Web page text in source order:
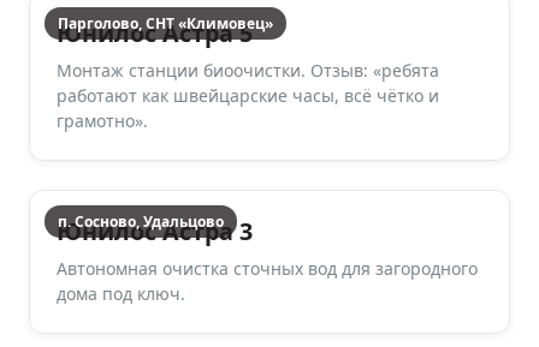
Парголово, СНТ «Климовец»
Юнилос Астра 5
Монтаж станции биоочистки. Отзыв: «ребята
работают как швейцарские часы, всё чётко и
грамотно».
п. Сосново, Удальцово
Юнилос Астра 3
Автономная очистка сточных вод для загородного
дома под ключ.